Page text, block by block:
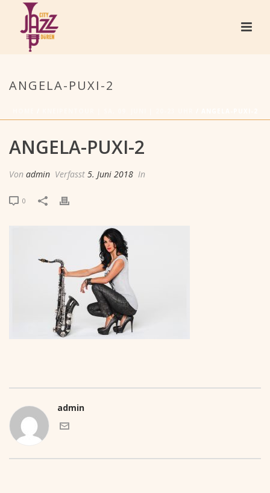
ANGELA-PUXI-2
ANGELA-PUXI-2
Von admin Verfasst 5. Juni 2018 In
0
admin